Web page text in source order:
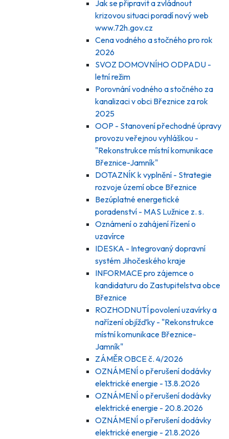
Jak se připravit a zvládnout
krizovou situaci poradí nový web
www.72h.gov.cz
Cena vodného a stočného pro rok
2026
SVOZ DOMOVNÍHO ODPADU -
letní režim
Porovnání vodného a stočného za
kanalizaci v obci Březnice za rok
2025
OOP - Stanovení přechodné úpravy
provozu veřejnou vyhláškou -
"Rekonstrukce místní komunikace
Březnice-Jamník"
DOTAZNÍK k vyplnění - Strategie
rozvoje území obce Březnice
Bezúplatné energetické
poradenství - MAS Lužnice z. s.
Oznámení o zahájení řízení o
uzavírce
IDESKA - Integrovaný dopravní
systém Jihočeského kraje
INFORMACE pro zájemce o
kandidaturu do Zastupitelstva obce
Březnice
ROZHODNUTÍ povolení uzavírky a
nařízení objížďky - "Rekonstrukce
místní komunikace Březnice-
Jamník"
ZÁMĚR OBCE č. 4/2026
OZNÁMENÍ o přerušení dodávky
elektrické energie - 13.8.2026
OZNÁMENÍ o přerušení dodávky
elektrické energie - 20.8.2026
OZNÁMENÍ o přerušení dodávky
elektrické energie - 21.8.2026